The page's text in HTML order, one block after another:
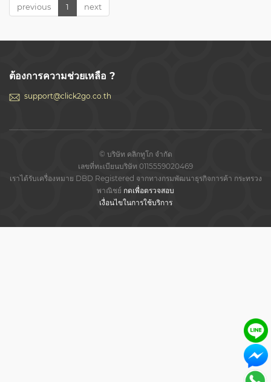
previous 1 next
ต้องการความช่วยเหลือ ?
support@click2go.co.th
© บริษัท คลิกทูโก จำกัด
เลขที่ทะเบียนบริษัท 0115559020469
เราได้รับเครื่องหมาย DBD Registered จากทางกรมพัฒนาธุรกิจการค้า กระทรวง
พาณิชย์ กดเพื่อตรวจสอบ
เงื่อนไขในการใช้บริการ